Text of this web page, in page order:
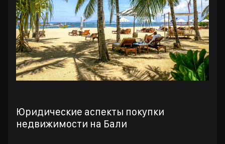
Юридические аспекты покупки
недвижимости на Бали